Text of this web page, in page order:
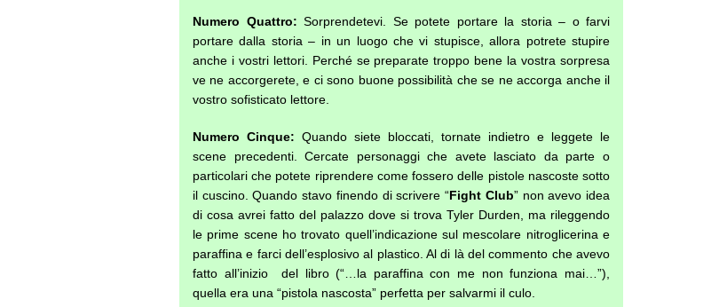
Numero Quattro: Sorprendetevi. Se potete portare la storia – o farvi
portare dalla storia – in un luogo che vi stupisce, allora potrete stupire
anche i vostri lettori. Perché se preparate troppo bene la vostra sorpresa
ve ne accorgerete, e ci sono buone possibilità che se ne accorga anche il
vostro sofisticato lettore.
Numero Cinque: Quando siete bloccati, tornate indietro e leggete le
scene precedenti. Cercate personaggi che avete lasciato da parte o
particolari che potete riprendere come fossero delle pistole nascoste sotto
il cuscino. Quando stavo finendo di scrivere “Fight Club” non avevo idea
di cosa avrei fatto del palazzo dove si trova Tyler Durden, ma rileggendo
le prime scene ho trovato quell’indicazione sul mescolare nitroglicerina e
paraffina e farci dell’esplosivo al plastico. Al di là del commento che avevo
fatto all’inizio del libro (“…la paraffina con me non funziona mai…”),
quella era una “pistola nascosta” perfetta per salvarmi il culo.